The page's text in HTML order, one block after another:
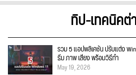
ทิป-เทคนิคต่
รวม 5 แอปพลิเคชัน ปรับแต่ง
ธีม ภาพ เสียง พร้อมวิธีทำ
May 19, 2026